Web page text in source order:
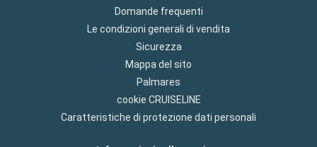
Domande frequenti
Le condizioni generali di vendita
Sicurezza
Mappa del sito
Palmares
cookie CRUISELINE
Caratteristiche di protezione dati personali